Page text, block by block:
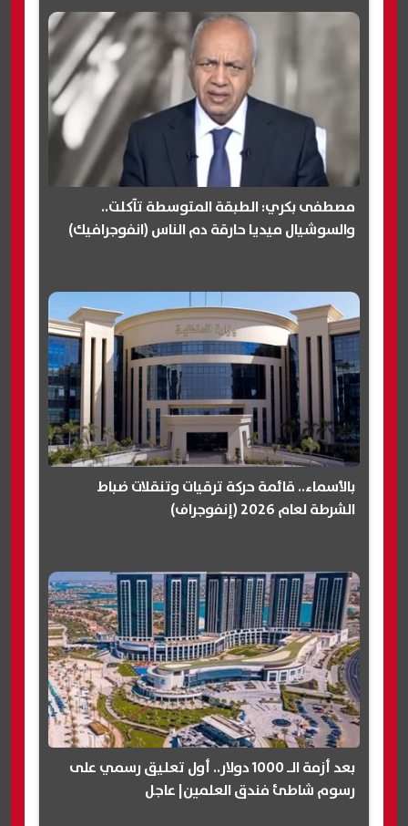
مصطفى بكري: الطبقة المتوسطة تآكلت..
والسوشيال ميديا حارقة دم الناس (انفوجرافيك)
بالأسماء.. قائمة حركة ترقيات وتنقلات ضباط
الشرطة لعام 2026 (إنفوجراف)
بعد أزمة الـ 1000 دولار.. أول تعليق رسمي على
رسوم شاطئ فندق العلمين| عاجل